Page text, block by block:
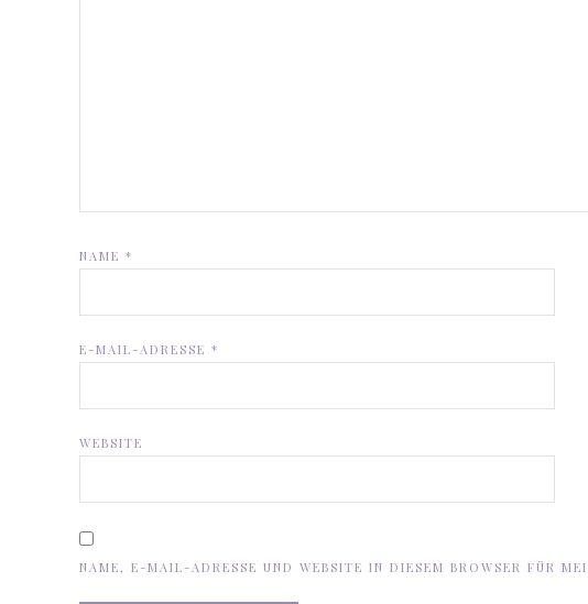
NAME *
E-MAIL-ADRESSE *
WEBSITE
NAME, E-MAIL-ADRESSE UND WEBSITE IN DIESEM BROWSER FÜR